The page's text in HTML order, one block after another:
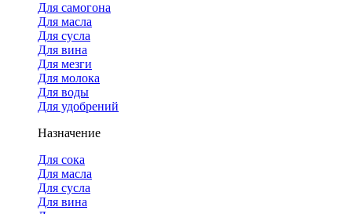
Для самогона
Для масла
Для сусла
Для вина
Для мезги
Для молока
Для воды
Для удобрений
Назначение
Для сока
Для масла
Для сусла
Для вина